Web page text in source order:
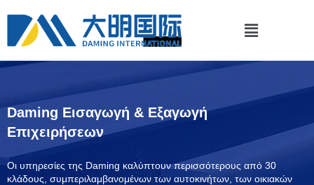
Daming Εισαγωγή & Εξαγωγή
Επιχειρήσεων
Οι υπηρεσίες της Daming καλύπτουν περισσότερους από 30
κλάδους, συμπεριλαμβανομένων των αυτοκινήτων, των οικιακών